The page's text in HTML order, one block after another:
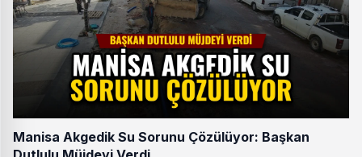
Manisa Akgedik Su Sorunu Çözülüyor: Başkan